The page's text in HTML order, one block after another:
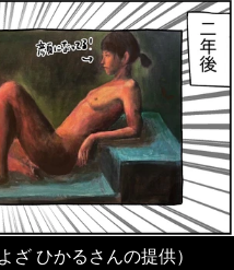
ひかるさんの提供）